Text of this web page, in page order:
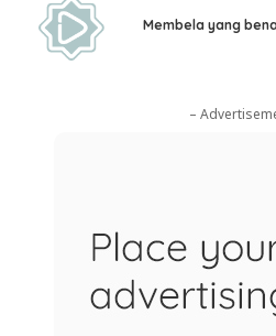
Membela yang
–